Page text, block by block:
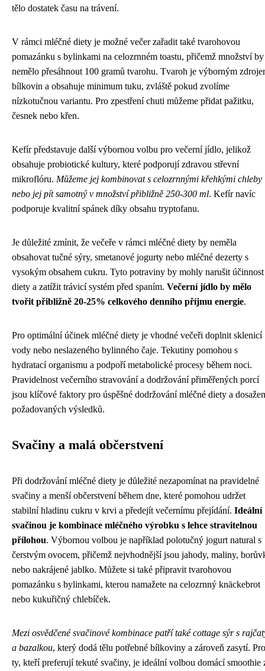
tělo dostatek času na trávení.
V rámci mléčné diety je možné večer zařadit také tvarohovou
pomazánku s bylinkami na celozrnném toastu, přičemž množství by
nemělo přesáhnout 100 gramů tvarohu. Tvaroh je výborným
bílkovin a obsahuje minimum tuku, zvláště pokud zvolíme
nízkotučnou variantu. Pro zpestření chuti můžeme přidat pažitku,
česnek nebo křen.
Kefír představuje další výbornou volbu pro večerní jídlo, jelikož
obsahuje probiotické kultury, které podporují zdravou střevní
mikroflóru. Můžeme jej kombinovat s celozrnnými křehkými chleby
nebo jej pít samotný v množství přibližně 250-300 ml. Kefír navíc
podporuje kvalitní spánek díky obsahu tryptofanu.
Je důležité zmínit, že večeře v rámci mléčné diety by neměla
obsahovat tučné sýry, smetanové jogurty nebo mléčné dezerty s
vysokým obsahem cukru. Tyto potraviny by mohly narušit účinnost
diety a zatížit trávicí systém před spaním. Večerní jídlo by mělo
tvořit přibližně 20-25% celkového denního příjmu energie.
Pro optimální účinek mléčné diety je vhodné večeři doplnit sklenicí
vody nebo neslazeného bylinného čaje. Tekutiny pomohou s
hydratací organismu a podpoří metabolické procesy během noci.
Pravidelnost večerního stravování a dodržování přiměřených porcí
jsou klíčové faktory pro úspěšné dodržování mléčné diety a
požadovaných výsledků.
Svačiny a malá občerstvení
Při dodržování mléčné diety je důležité nezapomínat na pravidelné
svačiny a menší občerstvení během dne, které pomohou udržet
stabilní hladinu cukru v krvi a předejít večernímu přejídání. Ideální
svačinou je kombinace mléčného výrobku s lehce stravitelnou
přílohou. Výbornou volbou je například polotučný jogurt natural s
čerstvým ovocem, přičemž nejvhodnější jsou jahody, maliny,
nebo nakrájené jablko. Můžete si také připravit tvarohovou
pomazánku s bylinkami, kterou namažete na celozrnný knäckebrot
nebo kukuřičný chlebíček.
Mezi osvědčené svačinové kombinace patří také cottage sýr s
a bazalkou, který dodá tělu potřebné bílkoviny a zároveň zasytí. Pro
ty, kteří preferují tekuté svačiny, je ideální volbou domácí smoothie